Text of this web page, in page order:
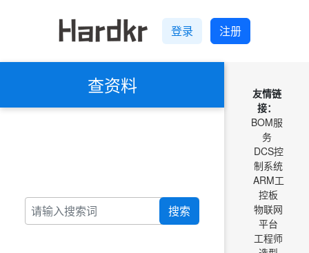
登录 注册
查资料
搜索
友情链
接：
BOM服
务
DCS控
制系统
ARM工
控板
物联网
平台
工程师